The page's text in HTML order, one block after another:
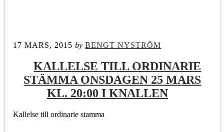
17 MARS, 2015 by BENGT NYSTRÖM
KALLELSE TILL ORDINARIE
STÄMMA ONSDAGEN 25 MARS
KL. 20:00 I KNALLEN
Kallelse till ordinarie stamma